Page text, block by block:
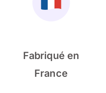
Fabriqué en
France